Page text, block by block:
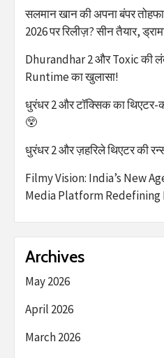
सलमान खान की अपना बंपर
2026 पर रिलीज़? सीन तैयार,
Dhurandhar 2 और Toxic की
Runtime का खुलासा!
धुरंधर 2 और टॉक्सिक का थिएटर-
😲
धुरंधर 2 और ज़हरिले थिएटर की
Filmy Vision: India’s New
Media Platform
Archives
May 2026
April 2026
March 2026